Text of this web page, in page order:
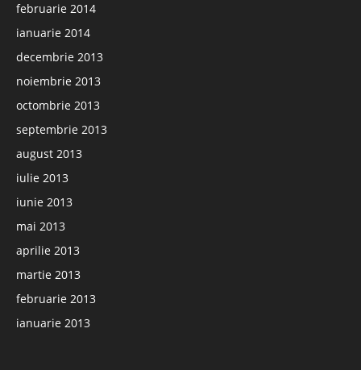
februarie 2014
ianuarie 2014
decembrie 2013
noiembrie 2013
octombrie 2013
septembrie 2013
august 2013
iulie 2013
iunie 2013
mai 2013
aprilie 2013
martie 2013
februarie 2013
ianuarie 2013